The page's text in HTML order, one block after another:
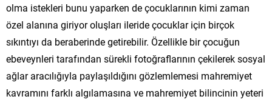
olma istekleri bunu yaparken de çocuklarının kimi zaman
özel alanına giriyor oluşları ileride çocuklar için birçok
sıkıntıyı da beraberinde getirebilir. Özellikle bir çocuğun
ebeveynleri tarafından sürekli fotoğraflarının çekilerek sosyal
ağlar aracılığıyla paylaşıldığını gözlemlemesi mahremiyet
kavramını farklı algılamasına ve mahremiyet bilincinin yeteri